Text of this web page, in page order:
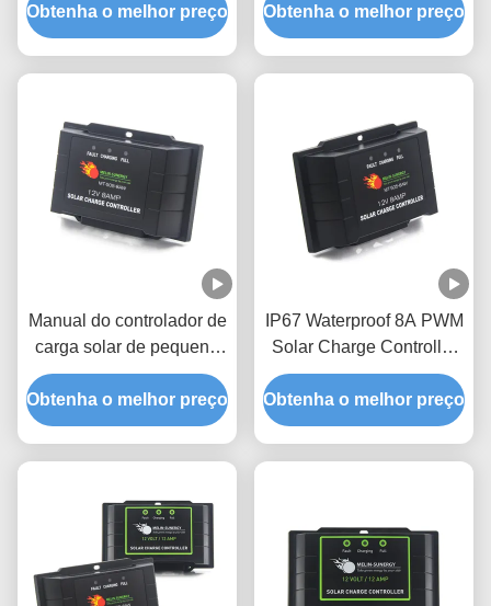
carregamento de 5
estágios para
Obtenha o melhor preço
carregamento inteligente
e de proteção múltipla
Obtenha o melhor preço
Manual do controlador de
carga solar de pequeno
porte IP67 Pwm 24V 12V
Controlador de carga de
painel solar
Obtenha o melhor preço
IP67 Waterproof 8A PWM
Solar Charge Controller
com funcionamento
automático de 12V/24V e
compatibilidade com
Obtenha o melhor preço